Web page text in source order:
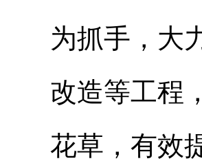
为抓手，大
改造等工程
花草，有效